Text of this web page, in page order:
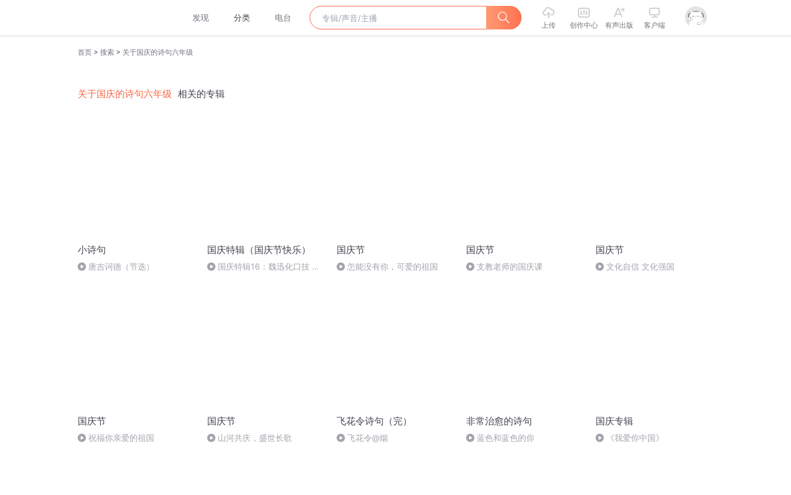
发现 分类 电台
上传 创作中心 有声出版 客户端
首页 > 搜索 > 关于国庆的诗句六年级
关于国庆的诗句六年级 相关的专辑
小诗句
唐吉诃德（节选）
国庆特辑（国庆节快乐）
国庆特辑16：魏迅化口技 二
国庆节
怎能没有你，可爱的祖国
国庆节
支教老师的国庆课
国庆节
文化自信 文化强国
国庆节
祝福你亲爱的祖国
国庆节
山河共庆，盛世长歌
飞花令诗句（完）
飞花令@烟
非常治愈的诗句
蓝色和蓝色的你
国庆专辑
《我爱你中国》